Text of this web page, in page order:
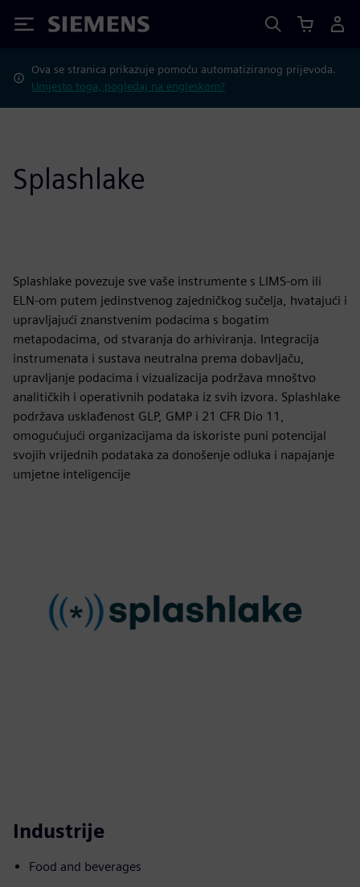
Siemens
Ova se stranica prikazuje pomoću automatiziranog prijevoda.
Umjesto toga, pogledaj na engleskom?
Splashlake
Splashlake povezuje sve vaše instrumente s LIMS-om ili
ELN-om putem jedinstvenog zajedničkog sučelja, hvatajući i
upravljajući znanstvenim podacima s bogatim
metapodacima, od stvaranja do arhiviranja. Integracija
instrumenata i sustava neutralna prema dobavljaču,
upravljanje podacima i vizualizacija podržava mnoštvo
analitičkih i operativnih podataka iz svih izvora. Splashlake
podržava usklađenost GLP, GMP i 21 CFR Dio 11,
omogućujući organizacijama da iskoriste puni potencijal
svojih vrijednih podataka za donošenje odluka i napajanje
umjetne inteligencije
Industrije
Food and beverages